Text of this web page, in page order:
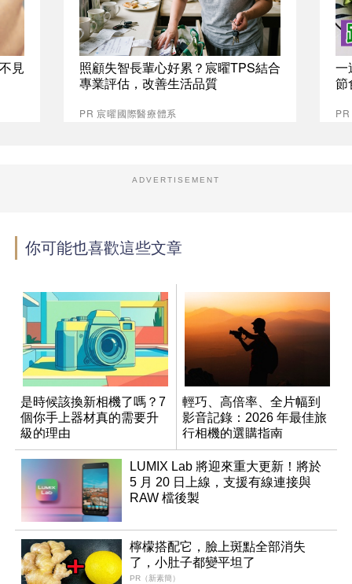
見
照顧失智長輩心好累？宸曜TPS結合
專業評估，改善生活品質
PR 宸曜國際醫療體系
一
節
ADVERTISEMENT
你可能也喜歡這些文章
是時候該換新相機了嗎？7
個你手上器材真的需要升
級的理由
輕巧、高倍率、全片幅到
影音記錄：2026 年最佳旅
行相機的選購指南
LUMIX Lab 將迎來重大更新！將於
5 月 20 日上線，支援有線連接與
RAW 檔後製
檸檬搭配它，臉上斑點全部消失
了，小肚子都變平坦了
PR（新素簡）